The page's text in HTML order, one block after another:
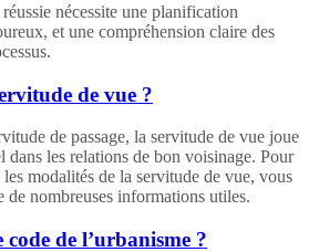
nécessite une planification
et une compréhension claire des
de vue ?
de passage, la servitude de vue joue
dans les relations de bon voisinage. Pour
modalités de la servitude de vue, vous
de nombreuses informations utiles.
de l’urbanisme ?